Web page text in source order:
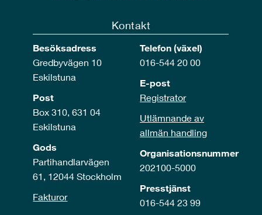
Kontakt
Besöksadress
Gredbyvägen 10
Eskilstuna
Post
Box 310, 631 04
Eskilstuna
Gods
Partihandlarvägen
61, 12044 Stockholm
Fakturor
Telefon (växel)
016-544 20 00
E-post
Registrator
Utlämnande av
allmän handling
Organisationsnummer
202100-5000
Presstjänst
016-544 23 99